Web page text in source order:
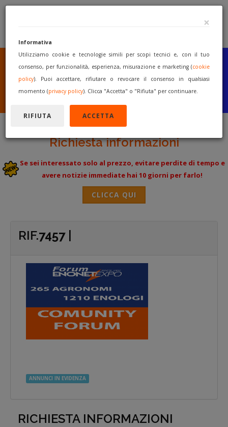
SEI UN COSTRUTTORE
O UN RIVENDITORE?
PUBBLICA GRATUITAMENTE
I TUOI MACCHINARI
INIZIA A VENDERE
Richiesta informazioni
Se sei interessato solo al prezzo, evitare perdite di tempo e
avere notizie immediate hai 10 giorni per farlo!
CLICCA QUI
RIF.7457|
ANNUNCI IN EVIDENZA
RICHIESTA INFORMAZIONI
×
Informativa
Utilizziamo cookie e tecnologie simili per scopi tecnici e, con il tuo
consenso, per funzionalità, esperienza, misurazione e marketing (cookie
policy). Puoi accettare, rifiutare o revocare il consenso in qualsiasi
momento (privacy policy). Clicca "Accetta" o "Rifiuta" per continuare.
RIFIUTA ACCETTA